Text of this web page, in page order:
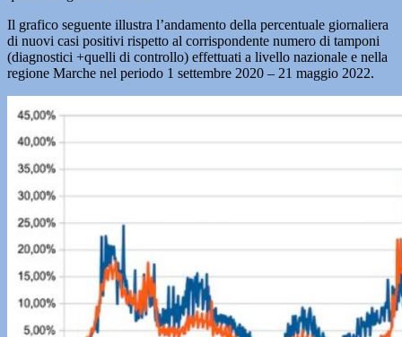
Il grafico seguente illustra l’andamento della percentuale giornaliera
di nuovi casi positivi rispetto al corrispondente numero di tamponi
(diagnostici +quelli di controllo) effettuati a livello nazionale e nella
regione Marche nel periodo 1 settembre 2020 – 21 maggio 2022.